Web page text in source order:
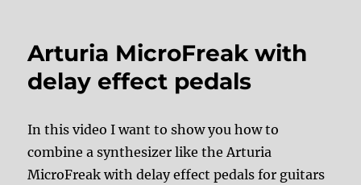
Arturia MicroFreak with
delay effect pedals
In this video I want to show you how to
combine a synthesizer like the Arturia
MicroFreak with delay effect pedals for guitars